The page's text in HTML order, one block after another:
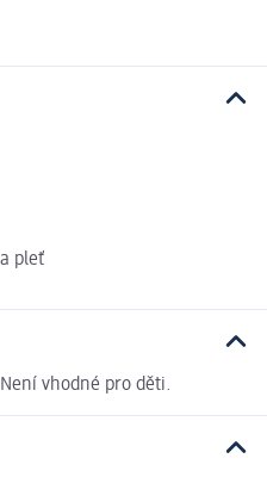
pleť
vhodné pro děti.